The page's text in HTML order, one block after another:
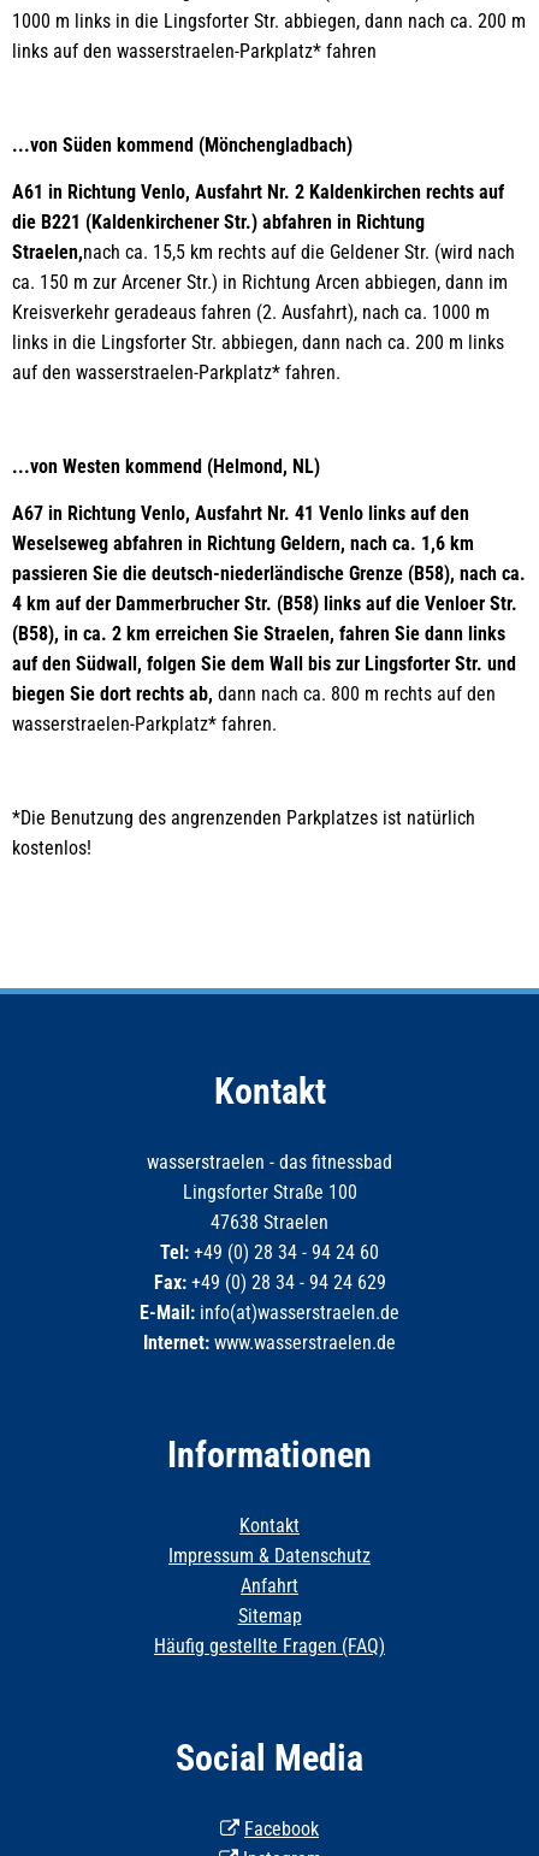
1000 m links in die Lingsforter Str. abbiegen, dann nach ca. 200 m
links auf den wasserstraelen-Parkplatz* fahren
...von Süden kommend (Mönchengladbach)
A61 in Richtung Venlo, Ausfahrt Nr. 2 Kaldenkirchen rechts auf
die B221 (Kaldenkirchener Str.) abfahren in Richtung
Straelen,nach ca. 15,5 km rechts auf die Geldener Str. (wird nach
ca. 150 m zur Arcener Str.) in Richtung Arcen abbiegen, dann im
Kreisverkehr geradeaus fahren (2. Ausfahrt), nach ca. 1000 m
links in die Lingsforter Str. abbiegen, dann nach ca. 200 m links
auf den wasserstraelen-Parkplatz* fahren.
...von Westen kommend (Helmond, NL)
A67 in Richtung Venlo, Ausfahrt Nr. 41 Venlo links auf den
Weselseweg abfahren in Richtung Geldern, nach ca. 1,6 km
passieren Sie die deutsch-niederländische Grenze (B58), nach ca.
4 km auf der Dammerbrucher Str. (B58) links auf die Venloer Str.
(B58), in ca. 2 km erreichen Sie Straelen, fahren Sie dann links
auf den Südwall, folgen Sie dem Wall bis zur Lingsforter Str. und
biegen Sie dort rechts ab, dann nach ca. 800 m rechts auf den
wasserstraelen-Parkplatz* fahren.
*Die Benutzung des angrenzenden Parkplatzes ist natürlich
kostenlos!
Kontakt
wasserstraelen - das fitnessbad
Lingsforter Straße 100
47638 Straelen
Tel: +49 (0) 28 34 - 94 24 60
Fax:+49 (0) 28 34 - 94 24 629
E-Mail: info(at)wasserstraelen.de
Internet: www.wasserstraelen.de
Informationen
Kontakt
Impressum & Datenschutz
Anfahrt
Sitemap
Häufig gestellte Fragen (FAQ)
Social Media
Facebook